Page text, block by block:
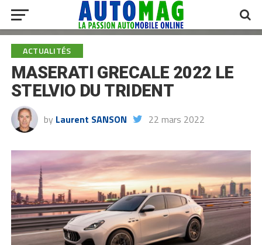
ACTUALITÉS
MASERATI GRECALE 2022 LE
STELVIO DU TRIDENT
by Laurent SANSON 22 mars 2022